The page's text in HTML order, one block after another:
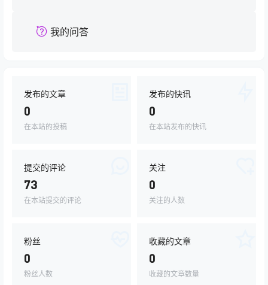
我的问答
发布的文章
0
在本站的投稿
发布的快讯
0
在本站发布的快讯
提交的评论
73
在本站提交的评论
关注
0
关注的人数
粉丝
0
粉丝人数
收藏的文章
0
收藏的文章数量